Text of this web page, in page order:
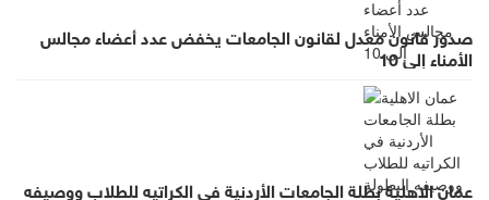
صدور قانون معدل لقانون الجامعات يخفض عدد أعضاء مجالس
الأمناء إلى 10
عمان الاهلية بطلة الجامعات الأردنية في الكراتيه للطلاب ووصيفه